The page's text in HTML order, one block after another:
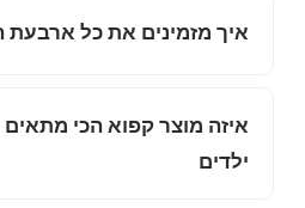
איך מזמינים את כל ארבעת
איזה מוצר קפוא הכי
ילדים